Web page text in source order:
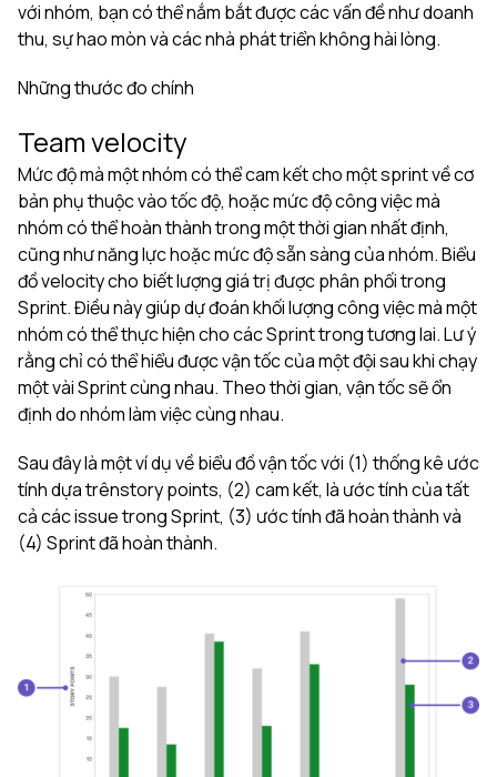
với nhóm, bạn có thể nắm bắt được các vấn đề như doanh
thu, sự hao mòn và các nhà phát triển không hài lòng.
Những thước đo chính
Team velocity
Mức độ mà một nhóm có thể cam kết cho một sprint về cơ
bản phụ thuộc vào tốc độ, hoặc mức độ công việc mà
nhóm có thể hoàn thành trong một thời gian nhất định,
cũng như năng lực hoặc mức độ sẵn sàng của nhóm. Biểu
đồ velocity cho biết lượng giá trị được phân phối trong
Sprint. Điều này giúp dự đoán khối lượng công việc mà một
nhóm có thể thực hiện cho các Sprint trong tương lai. Lư ý
rằng chỉ có thể hiểu được vận tốc của một đội sau khi chạy
một vài Sprint cùng nhau. Theo thời gian, vận tốc sẽ ổn
định do nhóm làm việc cùng nhau.
Sau đây là một ví dụ về biểu đồ vận tốc với (1) thống kê ước
tính dựa trênstory points, (2) cam kết, là ước tính của tất
cả các issue trong Sprint, (3) ước tính đã hoàn thành và
(4) Sprint đã hoàn thành.